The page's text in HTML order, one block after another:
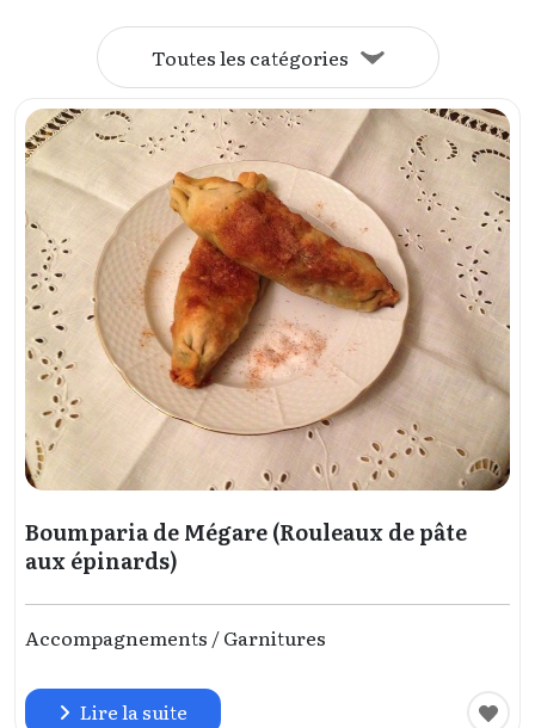
Toutes les catégories
Boumparia de Mégare (Rouleaux de pâte
aux épinards)
Accompagnements / Garnitures
Lire la suite